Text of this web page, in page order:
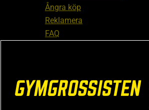
Ångra köp
Reklamera
FAQ